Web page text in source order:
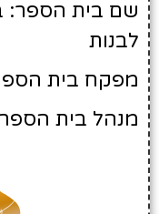
שם בית הספר:
לבנות
מפקח בית
מנהל בית